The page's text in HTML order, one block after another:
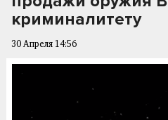
криминалитету
30 Апреля 14:56